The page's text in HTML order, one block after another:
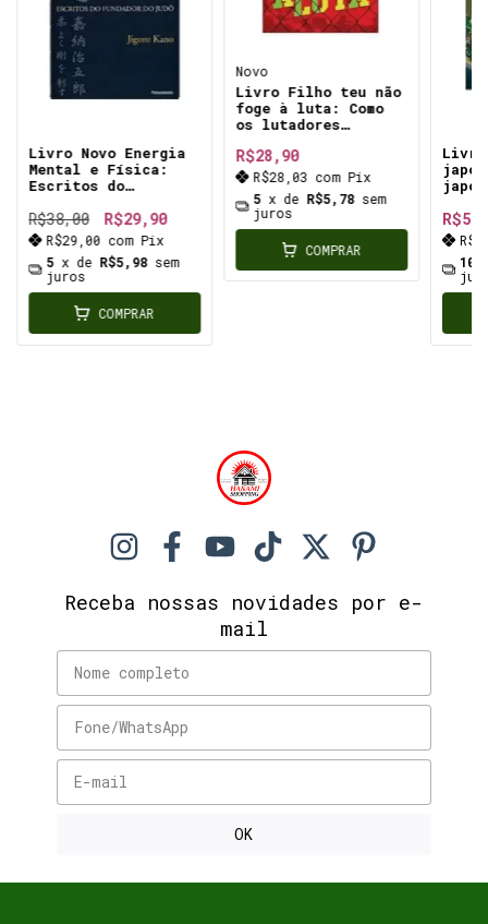
Livro Novo Energia
Mental e Física:
Escritos do
leitura essencial
mente e o corpo
princípios que
aplicam no tatame
quanto na vida
R$38,00 R$29,90
R$29,00 com Pix
5 x de R$5,98 sem
juros
COMPRAR
Novo
Livro Filho teu não
foge à luta: Como
os lutadores
transformaram o MMA
em um fenômeno
mundial
R$28,90
R$28,03 com Pix
5 x de R$5,78 sem
juros
COMPRAR
10
Receba nossas novidades por e-
mail